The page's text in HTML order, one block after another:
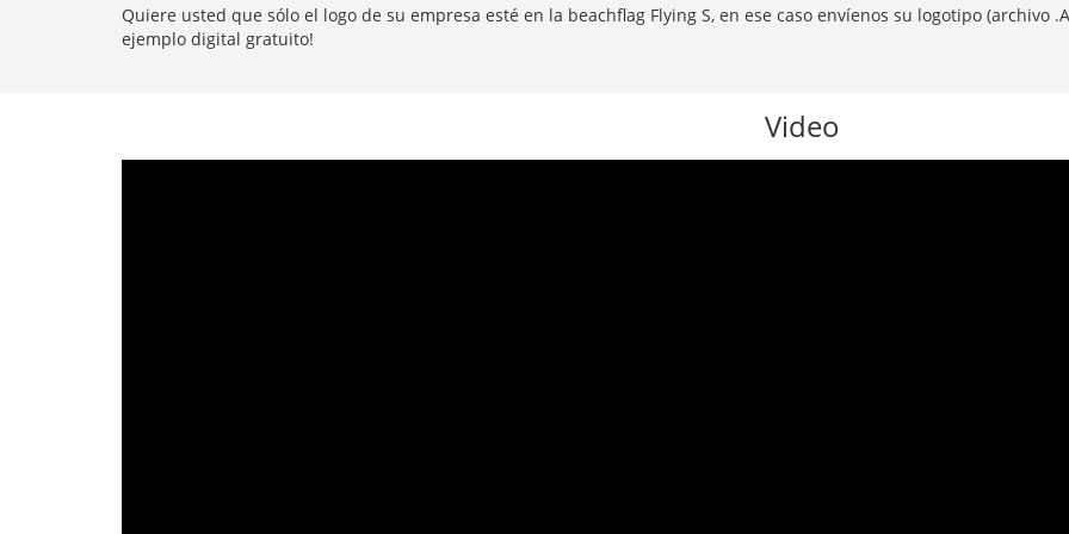
Quiere usted que sólo el logo de su empresa esté en la beachflag Flying S, en ese caso envíenos su logotipo (archivo
ejemplo digital gratuito!
Video